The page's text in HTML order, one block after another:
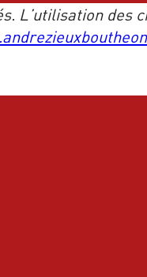
L’utilisation